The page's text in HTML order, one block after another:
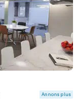
Annons plus